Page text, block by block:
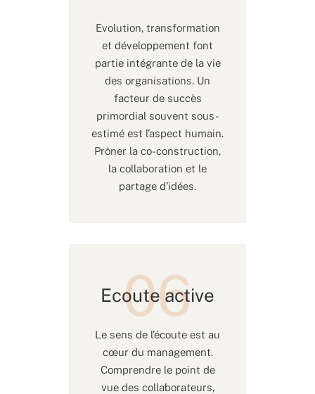
Evolution, transformation
et développement font
partie intégrante de la vie
des organisations. Un
facteur de succès
primordial souvent sous-
estimé est l’aspect humain.
Prôner la co-construction,
la collaboration et le
partage d’idées.
Ecoute active
Le sens de l’écoute est au
cœur du management.
Comprendre le point de
vue des collaborateurs,